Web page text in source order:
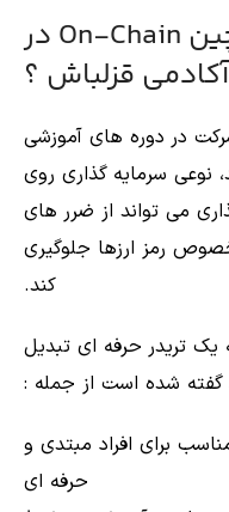
چرا آموزش تحلیل آنچین On-Chain در
قزلباش ؟
در دوره های آموزشی
سرمایه گذاری روی
می تواند از ضرر های
رمز ارزها جلوگیری
کند.
یک تریدر حرفه ای تبدیل
گفته شده است از جمله :
برای افراد مبتدی و
حرفه ای